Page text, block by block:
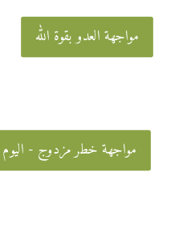
مواجهة العدو بقوة الله
مواجهة خطر مزدوج - اليوم 6